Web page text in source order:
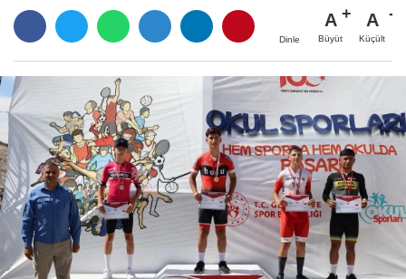
Dinle
A
Büyüt
A
Küçült